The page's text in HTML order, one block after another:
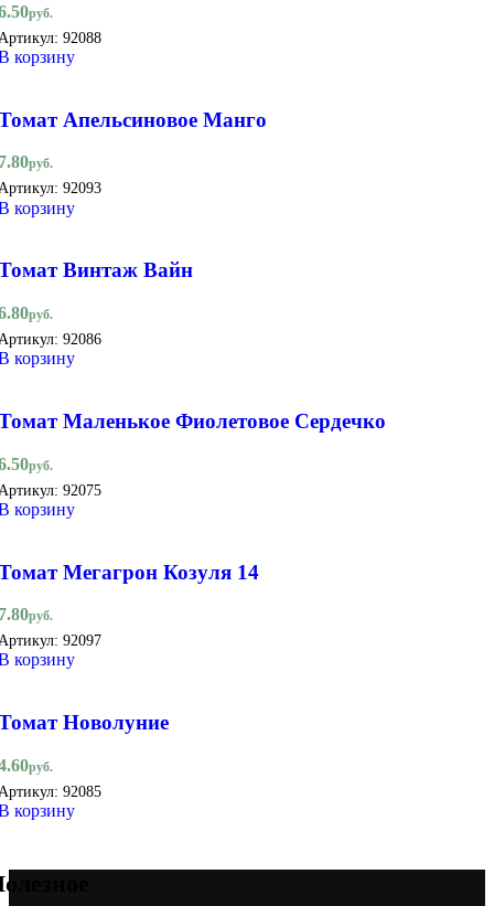
руб.
92088
корзину
Апельсиновое Манго
руб.
92093
корзину
Винтаж Вайн
руб.
92086
корзину
Маленькое Фиолетовое Сердечко
руб.
92075
корзину
Мегагрон Козуля 14
руб.
92097
корзину
Новолуние
руб.
92085
корзину